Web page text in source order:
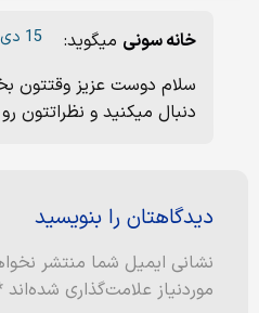
خانه سونی میگوید:
سلام دوست عزیز وقتتون
دنبال میکنید و نظراتتون
15 دی 1403 در 9:57 ق.ظ
دیدگاهتان را بنویسید
نشانی ایمیل شما منتشر
موردنیاز علامت‌گذاری شده‌اند